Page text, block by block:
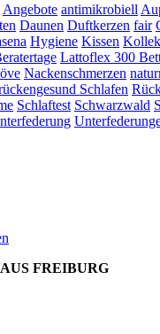
Angebote antimikrobiell
Daunen Duftkerzen fair
Hygiene Kissen
Lattoflex 300
Nackenschmerzen
Schlafen
Schlaftest Schwarzwald
FREIBURG